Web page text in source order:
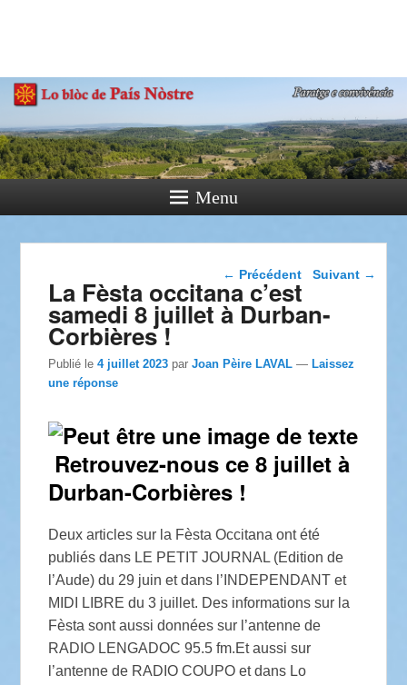
Paratge e Convivència
Menu
Navigation dans les
← Précédent Suivant →
La Fèsta occitana c’est
samedi 8 juillet à Durban-
Corbières !
Publié le4 juillet 2023 parJoan Pèire LAVAL —Laissez
une réponse
Retrouvez-nous ce 8 juillet à
Durban-Corbières !
Deux articles sur la Fèsta Occitana ont été
publiés dans LE PETIT JOURNAL (Edition de
l’Aude) du 29 juin et dans l’INDEPENDANT et
MIDI LIBRE du 3 juillet. Des informations sur la
Fèsta sont aussi données sur l’antenne de
RADIO LENGADOC 95.5 fm.Et aussi sur
l’antenne de RADIO COUPO et dans Lo